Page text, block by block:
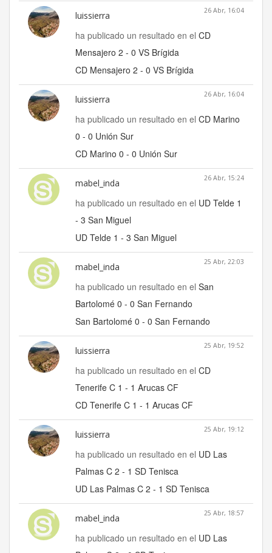
luissierra 26 Abr, 16:04
ha publicado un resultado en el CD
Mensajero 2 - 0 VS Brígida
CD Mensajero 2 - 0 VS Brígida
luissierra 26 Abr, 16:04
ha publicado un resultado en el CD Marino
0 - 0 Unión Sur
CD Marino 0 - 0 Unión Sur
mabel_inda 26 Abr, 15:24
ha publicado un resultado en el UD Telde 1
- 3 San Miguel
UD Telde 1 - 3 San Miguel
mabel_inda 25 Abr, 22:03
ha publicado un resultado en el San
Bartolomé 0 - 0 San Fernando
San Bartolomé 0 - 0 San Fernando
luissierra 25 Abr, 19:52
ha publicado un resultado en el CD
Tenerife C 1 - 1 Arucas CF
CD Tenerife C 1 - 1 Arucas CF
luissierra 25 Abr, 19:12
ha publicado un resultado en el UD Las
Palmas C 2 - 1 SD Tenisca
UD Las Palmas C 2 - 1 SD Tenisca
mabel_inda 25 Abr, 18:57
ha publicado un resultado en el UD Las